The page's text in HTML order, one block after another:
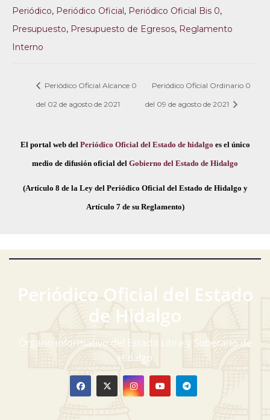
Periódico, Periódico Oficial, Periódico Oficial Bis 0,
Presupuesto, Presupuesto de Egresos, Reglamento
Interno
Periódico Oficial Alcance 0
del 02 de agosto de 2021
Periódico Oficial Ordinario 0
del 09 de agosto de 2021
El portal web del Periódico Oficial del Estado de hidalgo es el único
medio de difusión oficial del Gobierno del Estado de Hidalgo
(Artículo 8 de la Ley del Periódico Oficial del Estado de Hidalgo y
Artículo 7 de su Reglamento)
Periódico Oficial del Estado
de Hidalgo
Órgano informativo del Estado Libre y Soberano de
Hidalgo